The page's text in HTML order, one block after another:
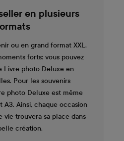
en plusieurs
ou en grand format XXL,
forts: vous pouvez
Livre photo Deluxe en
Pour les souvenirs
photo Deluxe est même
A3. Ainsi, chaque occasion
vie trouvera sa place dans
création.